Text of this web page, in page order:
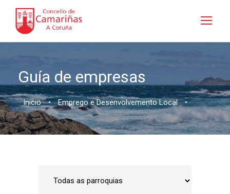
Guía de empresas
Inicio • Emprego e Desenvolvemento Local •